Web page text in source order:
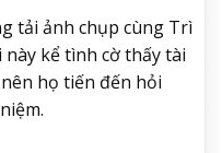
tải ảnh chụp cùng Trì
kể tình cờ thấy tài
họ tiến đến hỏi